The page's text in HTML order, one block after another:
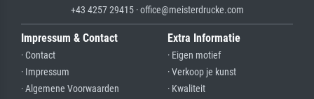
+43 4257 29415 · office@meisterdrucke.com
Impressum & Contact
· Contact
· Impressum
· Algemene Voorwaarden
Extra Informatie
· Eigen motief
· Verkoop je kunst
· Kwaliteit